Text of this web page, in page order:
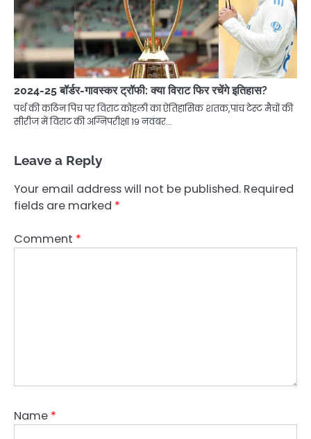
2024-25 बॉर्डर-गावस्कर ट्रॉफी: क्या विराट फिर रचेंगे इतिहास?
पर्थ की कठिन पिच पर विराट कोहली का ऐतिहासिक शतक,पांच टेस्ट मैचों की
सीरीज में विराट की अग्निपरीक्षा 19 नवंबर…
Leave a Reply
Your email address will not be published. Required
fields are marked *
Comment *
Name *